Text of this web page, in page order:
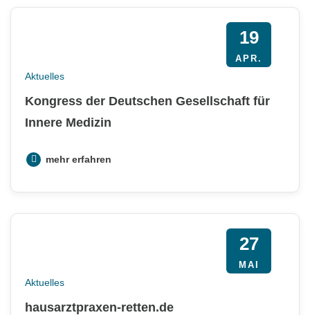
19
APR.
Aktuelles
Kongress der Deutschen Gesellschaft für
Innere Medizin
mehr erfahren
27
MAI
Aktuelles
hausarztpraxen-retten.de